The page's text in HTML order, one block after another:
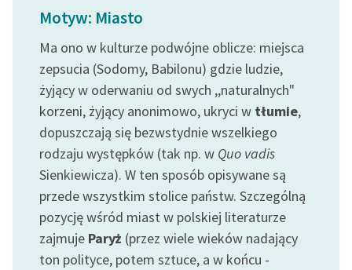
sprawozdania finansowe
Regulamin darowizn
Informacja o treściach
wrażliwych
Deklaracja dostępności
Motyw: Miasto
Ma ono w kulturze podwójne oblicze: miejsca
zepsucia (Sodomy, Babilonu) gdzie ludzie,
żyjący w oderwaniu od swych ,,naturalnych"
korzeni, żyjący anonimowo, ukryci w tłumie,
dopuszczają się bezwstydnie wszelkiego
rodzaju występków (tak np. w Quo vadis
Sienkiewicza). W ten sposób opisywane są
przede wszystkim stolice państw. Szczególną
pozycję wśród miast w polskiej literaturze
zajmuje Paryż (przez wiele wieków nadający
ton polityce, potem sztuce, a w końcu -